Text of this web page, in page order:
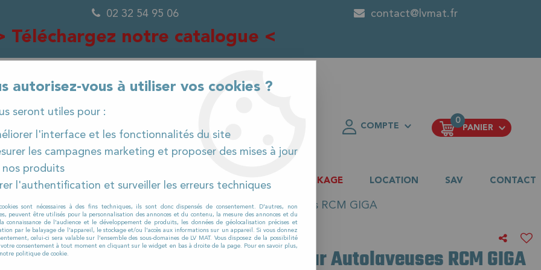
02 32 54 95 06 contact@lvmat.fr
Téléchargez notre catalogue <
COMPTE
0
PANIER
DÉTACHÉES PRODUITS ET CONSOMMABLES DESTOCKAGE LOCATION SAV CONTACT
>RCM >GIGA > Filtre d'aspiration pour Autolaveuses RCM GIGA
RCM
Filtre d'aspiration pour Autolaveuses RCM GIGA
autorisez-vous à utiliser vos cookies ?
seront utiles pour :
l'interface et les fonctionnalités du site
les campagnes marketing et proposer des mises à jour
nos produits
l'authentification et surveiller les erreurs techniques
sont nécessaires à des fins techniques, ils sont donc dispensés de consentement. D'autres, non
peuvent être utilisés pour la personnalisation des annonces et du contenu, la mesure des annonces et du
connaissance de l'audience et le développement de produits, les données de géolocalisation précises et
par le balayage de l'appareil, le stockage et/ou l'accès aux informations sur un appareil. Si vous donnez
celui-ci sera valable sur l’ensemble des sous-domaines de LV MAT. Vous disposez de la possibilité
consentement à tout moment en cliquant sur le widget en bas à droite de la page. Pour en savoir plus,
politique de cookie.